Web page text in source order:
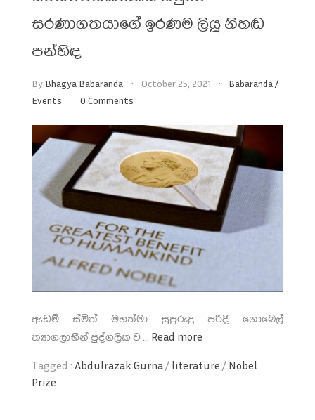
සරණාගතයාගේ ඉරණම ලියූ නිහඬ
පන්හිඳ
By Bhagya Babaranda October 25, 2021 Babaranda/
Events
0 Comments
ඇඩම් ස්මිත් මහත්මා සුපුරුදු පරිදි නොබෙල්
ත්‍යාගලාභීන් පුද්ගලික ව ... Read more
Tagged : Abdulrazak Gurna/ literature / Nobel
Prize